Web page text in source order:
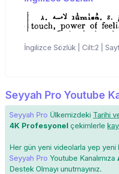
İngilizce Sözlük | Cilt:2 |
Seyyah Pro Youtube
Seyyah Pro Ülkemizdeki Tarihi
4K Profesyonel çekimlerle
Her gün yeni videolarla yep yeni
Seyyah Pro Youtube Kanalımıza
Destek Olmayı unutmayınız.